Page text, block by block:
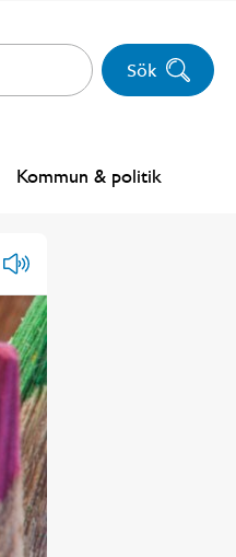
Sök
Kommun & politik